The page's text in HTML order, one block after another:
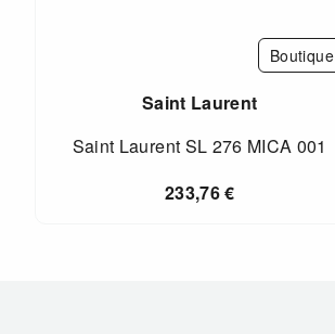
Boutique
Saint Laurent
Saint Laurent SL 276 MICA 001
233,76€